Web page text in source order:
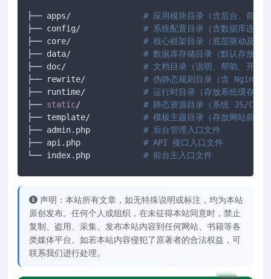
# 应用模块目录（含后台、前台
# 系统配置目录（含数据库连接
# 核心框架目录（底层驱动及框
# 数据库存储目录（默认存放
# 文档目录（说明、帮助、开发
# 伪静态规则目录（含 Nginx/
# 运行时目录（存放系统缓存、
├── static
# 静态资源目录（系统 JS/CSS
# 模板主题目录（存放网站前端
# 后台管理入口文件
# API 接口入口文件
# 前台主入口文件
声明：本站所有文章，如无特殊说明或标注，均为本站
原创发布。任何个人或组织，在未征得本站同意时，禁止
复制、盗用、采集、发布本站内容到任何网站、书籍等各
类媒体平台。如若本站内容侵犯了原著者的合法权益，可
联系我们进行处理。